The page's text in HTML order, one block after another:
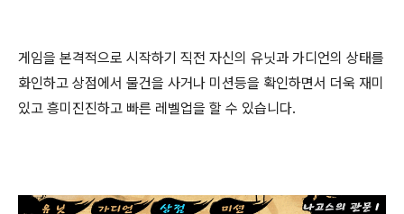
게임을 본격적으로 시작하기 직전 자신의 유닛과 가디언의 상태를
화인하고 상점에서 물건을 사거나 미션등을 확인하면서 더욱 재미
있고 흥미진진하고 빠른 레벨업을 할 수 있습니다.